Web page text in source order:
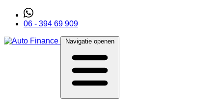
06 - 394 69 909
Navigatie openen